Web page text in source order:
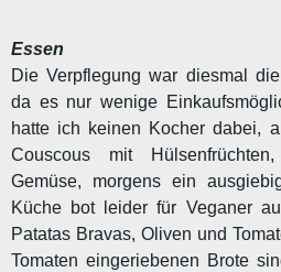
Essen
Die Verpflegung war diesmal
da es nur wenige
hatte ich keinen Kocher dabei,
Couscous mit
Gemüse, morgens ein
Küche bot leider für Veganer
Patatas Bravas, Oliven und
Tomaten eingeriebenen Brote